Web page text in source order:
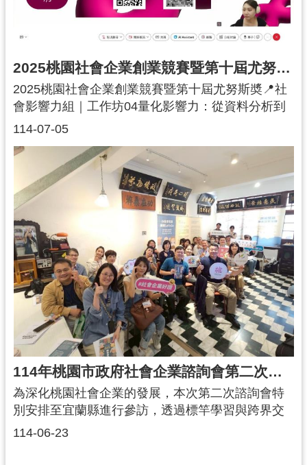
導下，大家將舊牛仔褲口袋升級製作成實用又有型
的零錢包。每一道縫線與剪裁，不僅延續了衣物的
故事，也實踐了資源再利用的理念。社會價值 × 共
融實踐萱藝新知關懷協會的夥伴們不只是巧手創作
者，更是身障家庭的主要照顧者。透過創意手作，
他們將環保理念傳遞出去，同時也為身障青年創造
學習與工作的舞台，展現社會企業「永續 × 共融」
的雙重價值。感謝每一位參與者的投入與行動。這
場活動不僅是對環境的「溫柔革命」，更是對社會
共融的具體實踐。讓我們一起用雙手延續衣物的故
事，織出更永續的未來。 🌍♻️
2025桃園社會企業創業競賽暨第十屆尤努斯奬｜社會影響力組｜工作坊04
114-07-05
2025桃園社會企業創業競賽暨第十屆尤努斯奬📍社
會影響力組｜工作坊04量化影響力：從資料分析到
社會投資報酬「社會影響力組」第四場全日線上工
立。本場次特別邀請國立中央大學教授、亞洲影響
力衡量與管理研究總中心主任、SROI 認證高階執業
師 沈建文老師授課，帶領晉級團隊理解如何透過數
據展現社會價值。沈老師課程重點包含：資料的整
理方法與結構化呈現技巧如何透過影響力資料建立
完整資料庫社會投資報酬分析（SROI） 的基礎概念
介紹課程中，團隊不僅學習到工具操作，也開始思
考如何將日常行動化為可量化的成果，進一步以數
據支持決策，證明社會改變的真實價值。此外，桃
園市政府青年事務局沈世國專委也特別上線，為參
與團隊加油打氣。他期勉大家持續深耕社會影響力
的專業，累積更多實務經驗，為桃園創造更多正向
改變。這場工作坊提醒我們：影響力不僅是故事的
分享，更需要以數據化的方式展現，未來也將有更
多以數據驅動的決策，讓社會價值被更廣泛看見。
下一站：決賽日！敬請持續關注 7 月 19 日（六）於
桃園市政府青年事務局舉行的「2025 桃園社會企業
114年桃園市政府社會企業諮詢會第二次會議
114-06-23
為深化桃園社會企業的發展，本次第二次諮詢會特
別安排至宜蘭縣進行參訪，透過標竿學習與跨界交
流，實地了解在地優質社會企業的經營策略與創新